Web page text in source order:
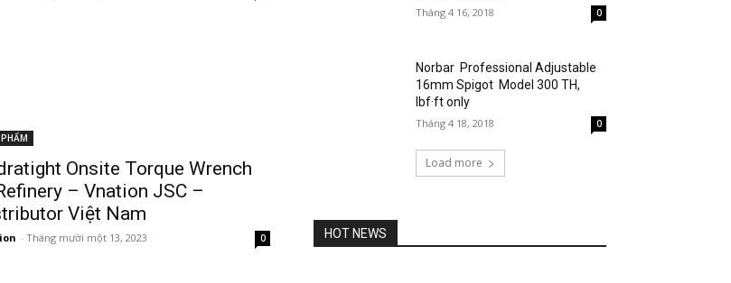
Onsite Torque Wrench
– Vnation JSC –
Việt Nam
- Tháng mười một 13, 2023 0
Tháng 4 16, 2018 0
Norbar Professional Adjustable
16mm Spigot Model 300 TH,
lbf·ft only
Tháng 4 18, 2018 0
Load more
HOT NEWS